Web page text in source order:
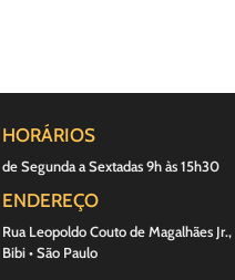
HORÁRIOS
de Segunda a Sextadas 9h às 15h30
ENDEREÇO
Rua Leopoldo Couto de Magalhães Jr.,
Bibi • São Paulo